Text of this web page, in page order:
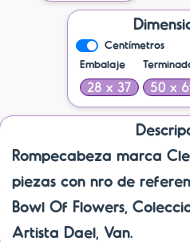
Centímetros
Embalaje
28 x 37 50 x
Rompecabeza marca
piezas con nro de
Bowl Of Flowers,
Artista Dael, Van.